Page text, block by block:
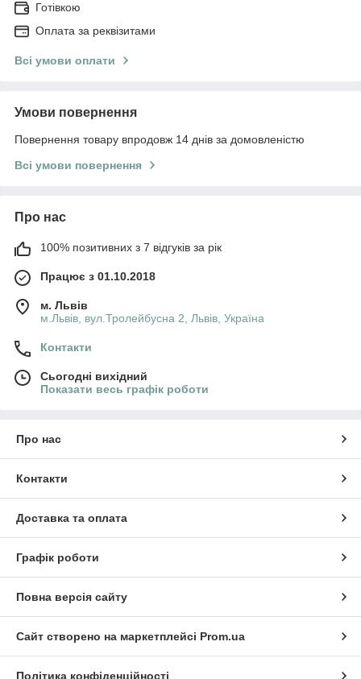
Готівкою
Оплата за реквізитами
Всі умови оплати
Умови повернення
Повернення товару впродовж 14 днів за домовленістю
Всі умови повернення
Про нас
100% позитивних з 7 відгуків за рік
Працює з 01.10.2018
м. Львів
м.Львів, вул.Тролейбусна 2, Львів, Україна
Контакти
Сьогодні вихідний
Показати весь графік роботи
Про нас
Контакти
Доставка та оплата
Графік роботи
Повна версія сайту
Сайт створено на маркетплейсі Prom.ua
Політика конфіденційності